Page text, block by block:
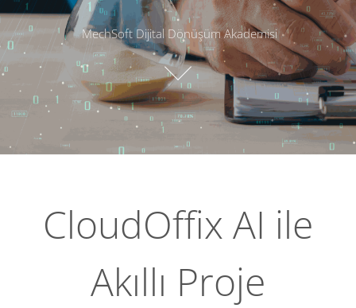
MechSoft Dijital Dönüşüm Akademisi
CloudOffix AI ile
Akıllı Proje